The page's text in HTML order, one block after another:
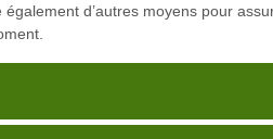
d’autres moyens pour